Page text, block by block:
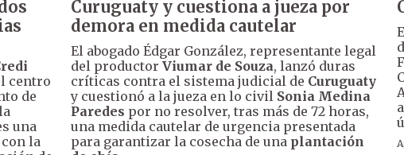
centro
de
una
la
Curuguaty y cuestiona a jueza por
demora en medida cautelar
El abogado Édgar González, representante legal
del productorViumar de Souza, lanzó duras
críticas contra el sistema judicial de Curuguaty
y cuestionó a la jueza en lo civil Sonia Medina
Paredes por no resolver, tras más de 72 horas,
una medida cautelar de urgencia presentada
para garantizar la cosecha de una plantación